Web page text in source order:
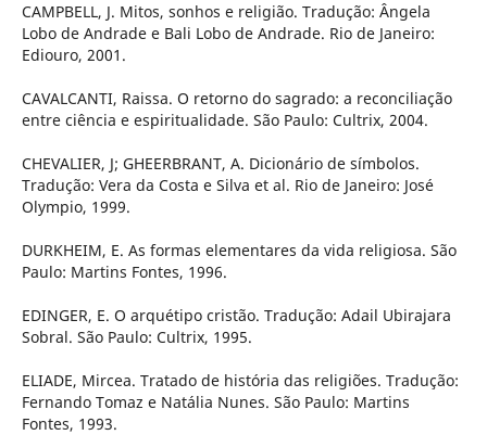
CAMPBELL, J. Mitos, sonhos e religião. Tradução: Ângela
Lobo de Andrade e Bali Lobo de Andrade. Rio de Janeiro:
Ediouro, 2001.
CAVALCANTI, Raissa. O retorno do sagrado: a reconciliação
entre ciência e espiritualidade. São Paulo: Cultrix, 2004.
CHEVALIER, J; GHEERBRANT, A. Dicionário de símbolos.
Tradução: Vera da Costa e Silva et al. Rio de Janeiro: José
Olympio, 1999.
DURKHEIM, E. As formas elementares da vida religiosa. São
Paulo: Martins Fontes, 1996.
EDINGER, E. O arquétipo cristão. Tradução: Adail Ubirajara
Sobral. São Paulo: Cultrix, 1995.
ELIADE, Mircea. Tratado de história das religiões. Tradução:
Fernando Tomaz e Natália Nunes. São Paulo: Martins
Fontes, 1993.